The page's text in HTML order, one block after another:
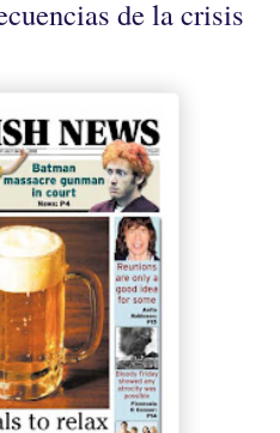
de la crisis